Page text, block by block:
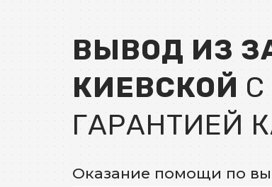
ВЫВОД ИЗ
КИЕВСКОЙ
ГАРАНТИЕЙ
Оказание помощи по